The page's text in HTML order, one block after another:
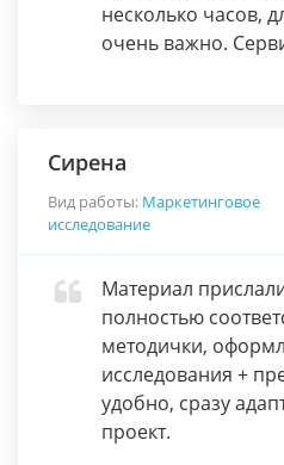
несколько часов,
очень важно.
Сирена
Вид работы: Маркетинговое
исследование
Материал
полностью
методички,
исследования +
удобно, сразу
проект.